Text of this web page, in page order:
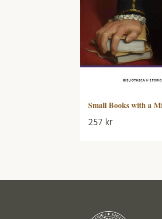
Small Books with a
257 kr